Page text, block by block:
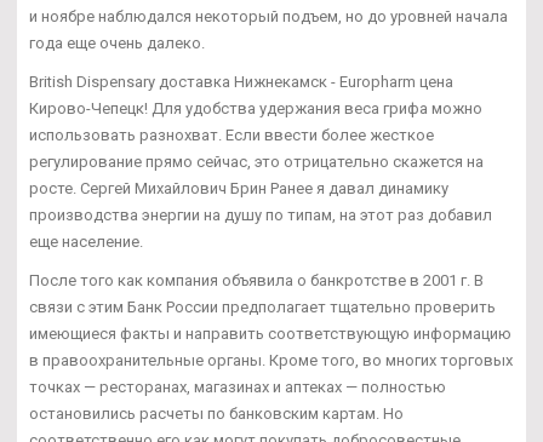
и ноябре наблюдался некоторый подъем, но до уровней начала
года еще очень далеко.
British Dispensary доставка Нижнекамск - Europharm цена
Кирово-Чепецк! Для удобства удержания веса грифа можно
использовать разнохват. Если ввести более жесткое
регулирование прямо сейчас, это отрицательно скажется на
росте. Сергей Михайлович Брин Ранее я давал динамику
производства энергии на душу по типам, на этот раз добавил
еще население.
После того как компания объявила о банкротстве в 2001 г. В
связи с этим Банк России предполагает тщательно проверить
имеющиеся факты и направить соответствующую информацию
в правоохранительные органы. Кроме того, во многих торговых
точках — ресторанах, магазинах и аптеках — полностью
остановились расчеты по банковским картам. Но